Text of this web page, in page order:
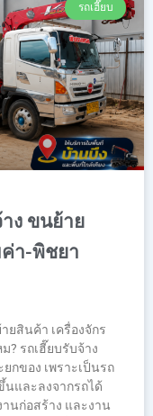
รถเฮี๊ยบ
ง ขนย้าย
ค่า-พิชยา
ยสินค้า เครื่องจักร
? รถเฮี๊ยบรับจ้าง
กของ เพราะเป็นรถ
และลงจากรถได้
นก่อสร้าง และงาน